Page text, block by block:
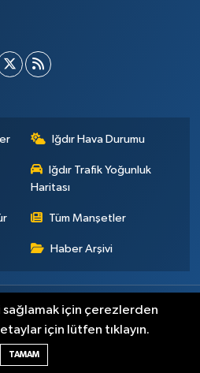
Iğdır Hava Durumu
Iğdır Trafik Yoğunluk
Haritası
Tüm Manşetler
Haber Arşivi
Politikası Gizlilik ilkeleri
sağlamak için çerezlerden
için lütfen tıklayın.
TAMAM